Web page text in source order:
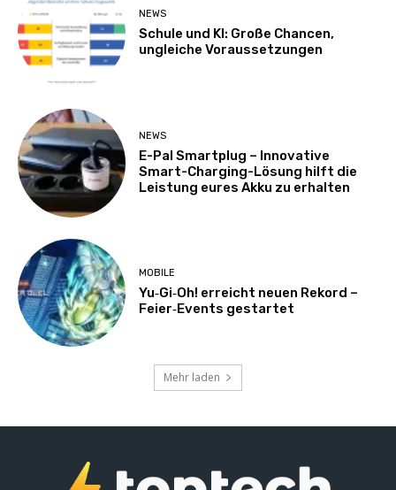
NEWS
Schule und KI: Große Chancen,
ungleiche Voraussetzungen
NEWS
E-Pal Smartplug – Innovative
Smart-Charging-Lösung hilft die
Leistung eures Akku zu erhalten
MOBILE
Yu‑Gi‑Oh! erreicht neuen Rekord –
Feier‑Events gestartet
Mehr laden